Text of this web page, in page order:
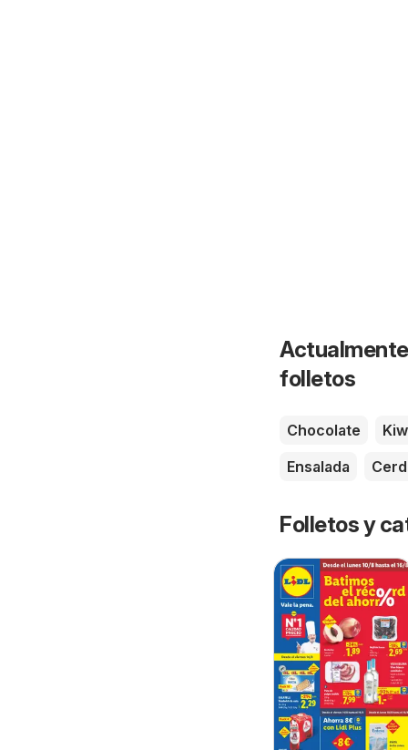
folletos
Chocolate
Ensalada
Folletos y